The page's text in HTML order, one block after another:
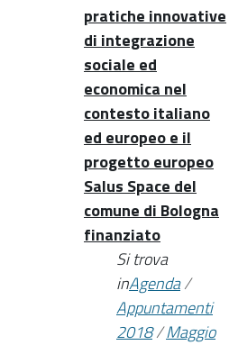
pratiche innovative
di integrazione
sociale ed
economica nel
contesto italiano
ed europeo e il
progetto europeo
Salus Space del
comune di Bologna
finanziato
Si trova
inAgenda/
Appuntamenti
2018/Maggio